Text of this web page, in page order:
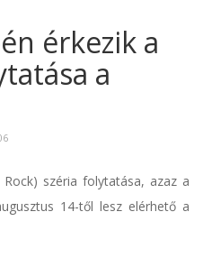
érkezik a
a
széria folytatása, azaz a
14-től lesz elérhető a